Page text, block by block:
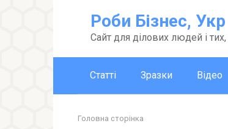
Роби Бізнес, Укр
Сайт для ділових людей і тих,
Статті Зразки Відео
Головна сторінка